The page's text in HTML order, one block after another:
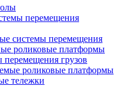
перемещения
системы перемещения
роликовые платформы
грузов
роликовые платформы
тележки